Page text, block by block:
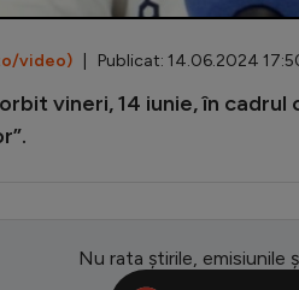
video) | Publicat: 14.06.2024
vineri, 14 iunie, în
Nu rata știrile, emisiunile